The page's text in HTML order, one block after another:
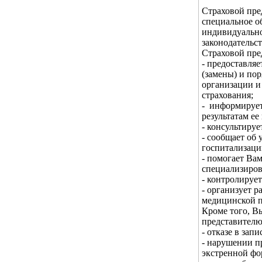
Страховой
специальное
Страховой
-
(замены) и
организации
страхования;
-
результатам
-
- сообщает об
- помогает
-
- организует
медицинской
Кроме того,
- отказе в
- нарушении
экстренной